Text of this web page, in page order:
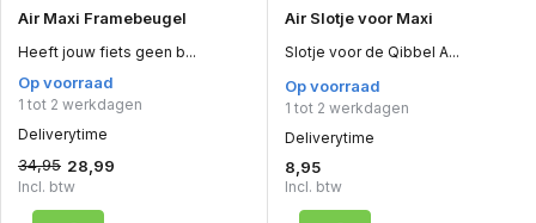
Air Maxi Framebeugel
Heeft jouw fiets geen b...
Op voorraad
1 tot 2 werkdagen
Deliverytime
34,95 28,99
Incl. btw
Air Slotje voor Maxi
Slotje voor de Qibbel A...
Op voorraad
1 tot 2 werkdagen
Deliverytime
8,95
Incl. btw